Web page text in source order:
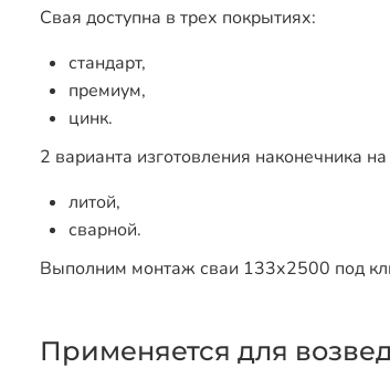
Свая доступна в трех покрытиях:
стандарт,
премиум,
цинк.
2 варианта изготовления наконечника
литой,
сварной.
Выполним монтаж сваи 133х2500 под
Применяется для